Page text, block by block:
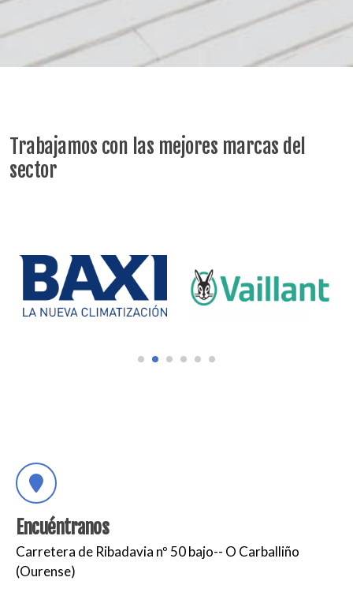
Trabajamos con las mejores marcas del
sector
Encuéntranos
Carretera de Ribadavia nº 50 bajo-- O Carballiño
(Ourense)